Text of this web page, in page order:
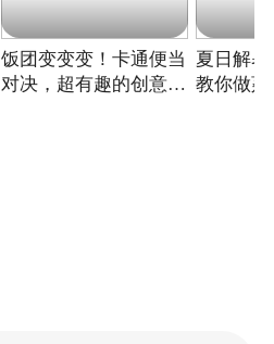
饭团变变变！卡通便当
对决，超有趣的创意料
夏日解
教你做